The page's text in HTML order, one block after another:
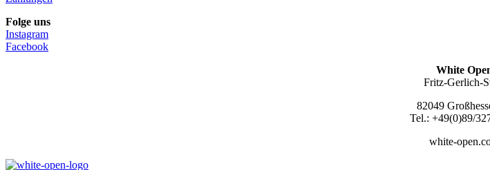
Folge uns
Instagram
Facebook
White
Fritz-Gerlich-
82049
Tel.: +49(0)89/
white-